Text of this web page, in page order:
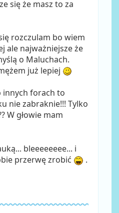
się że masz to za
rozczulam bo wiem
ale najważniejsze że
o Maluchach.
już lepiej
innych forach to
nie zabraknie!!! Tylko
W głowie mam
bleeeeeeee... i
przerwę zrobić
.